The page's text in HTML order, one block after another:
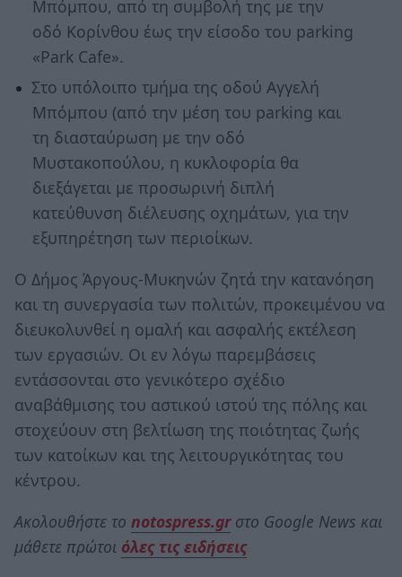
Μπόμπου, από τη συμβολή της με την
οδό Κορίνθου έως την είσοδο του parking
«Park Cafe».
Στο υπόλοιπο τμήμα της οδού Αγγελή
Μπόμπου (από την μέση του parking και
τη διασταύρωση με την οδό
Μυστακοπούλου, η κυκλοφορία θα
διεξάγεται με προσωρινή διπλή
κατεύθυνση διέλευσης οχημάτων, για την
εξυπηρέτηση των περιοίκων.
Ο Δήμος Άργους-Μυκηνών ζητά την κατανόηση
και τη συνεργασία των πολιτών, προκειμένου να
διευκολυνθεί η ομαλή και ασφαλής εκτέλεση
των εργασιών. Οι εν λόγω παρεμβάσεις
εντάσσονται στο γενικότερο σχέδιο
αναβάθμισης του αστικού ιστού της πόλης και
στοχεύουν στη βελτίωση της ποιότητας ζωής
των κατοίκων και της λειτουργικότητας του
κέντρου.
Ακολουθήστε το notospress.grστο Google News και
μάθετε πρώτοι όλες τις ειδήσεις